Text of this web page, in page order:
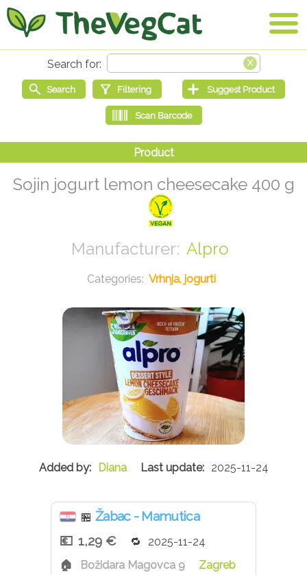
Sojin jogurt lemon cheesecake 400 g
Alpro
Vrhnja, jogurti
Diana 2025-11-24
🏪 Žabac - Mamutica
1,29 €
2025-11-24
Božidara Magovca 9
Zagreb